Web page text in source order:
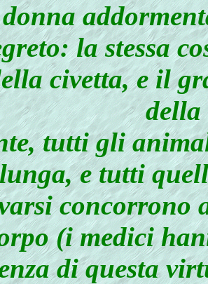
la stessa
civetta, e il
della
tutti gli
e tutti
concorrono
(i medici
di questa